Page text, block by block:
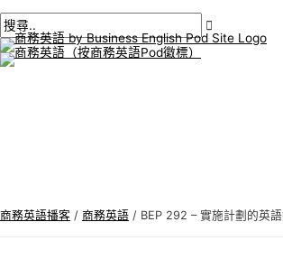
至
內
容
選
商務英語播客 / 商務英語 / BEP 292 – 實施計劃的英
文
導
航
此
輸
名
*
子
郵
商
務
英
搜
尋
: